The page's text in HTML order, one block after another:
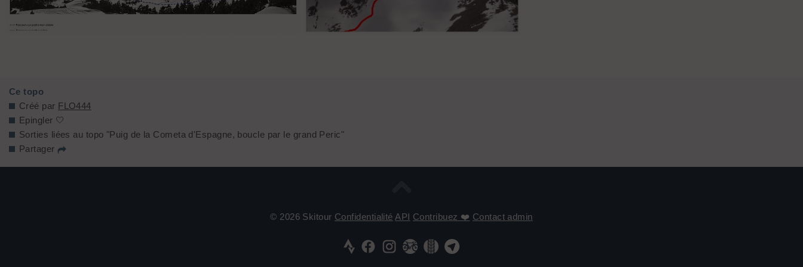
Ce topo
Créé par FLO444
Epingler 🤍
Sorties liées au topo "Puig de la Cometa d'Espagne, boucle par le grand Peric"
Partager
© 2026 Skitour Confidentialité API Contribuez ❤️ Contact admin